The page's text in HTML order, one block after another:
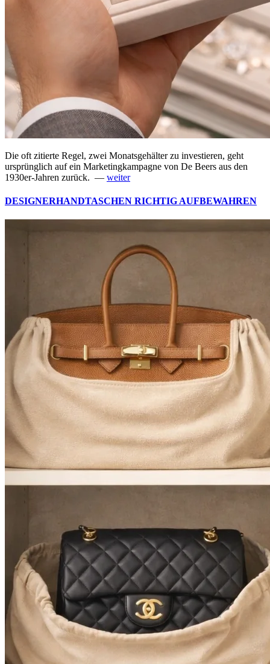
Die oft zitierte Regel, zwei Monatsgehälter zu investieren, geht
ursprünglich auf ein Marketingkampagne von De Beers aus den
1930er-Jahren zurück. — weiter
DESIGNERHANDTASCHEN RICHTIG AUFBEWAHREN